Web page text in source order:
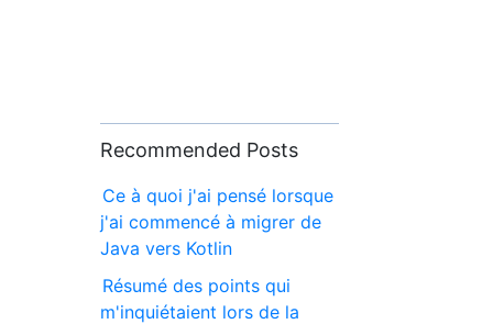
Recommended Posts
Ce à quoi j'ai pensé lorsque
j'ai commencé à migrer de
Java vers Kotlin
Résumé des points qui
m'inquiétaient lors de la